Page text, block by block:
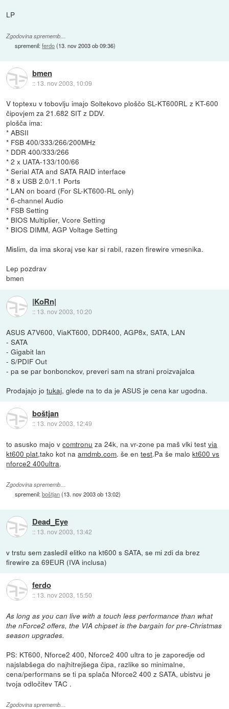
LP
Zgodovina sprememb…
spremenil:ferdo(13. nov 2003 ob 09:36)
bmen
:: 13. nov 2003, 10:09
V toptexu v tobovlju imajo Soltekovo ploščo SL-KT600RL z KT-600
čipovjem za 21.682 SIT z DDV.
plošča ima:
* ABSII
* FSB 400/333/266/200MHz
* DDR 400/333/266
* 2 x UATA-133/100/66
* Serial ATA and SATA RAID interface
* 8 x USB 2.0/1.1 Ports
* LAN on board (For SL-KT600-RL only)
* 6-channel Audio
* FSB Setting
* BIOS Multiplier, Vcore Setting
* BIOS DIMM, AGP Voltage Setting
Mislim, da ima skoraj vse kar si rabil, razen firewire vmesnika.
Lep pozdrav
bmen
|KoRn|
:: 13. nov 2003, 10:20
ASUS A7V600, ViaKT600, DDR400, AGP8x, SATA, LAN
- SATA
- Gigabit lan
- S/PDIF Out
- pa se par bonbonckov, preveri sam na strani proizvajalca
Prodajajo jotukaj, glede na to da je ASUS je cena kar ugodna.
boštjan
:: 13. nov 2003, 12:49
to asusko majo vcomtronu za 24k, na vr-zone pa maš vlki testvia
kt600 plat,tako kot naamdmb.com. še entest.Pa še malokt600 vs
nforce2 400ultra.
Zgodovina sprememb…
spremenil:boštjan(13. nov 2003 ob 13:02)
Dead_Eye
:: 13. nov 2003, 13:42
v trstu sem zasledil elitko na kt600 s SATA, se mi zdi da brez
firewire za 69EUR (IVA inclusa)
ferdo
:: 13. nov 2003, 15:50
As long as you can live with a touch less performance than what
the nForce2 offers, the VIA chipset is the bargain for pre-Christmas
season upgrades.
PS: KT600, Nforce2 400, Nforce2 400 ultra to je zaporedje od
najslabšega do najhitrejšega čipa, razlike so minimalne,
cena/performans se ti pa splača Nforce2 400 z SATA, ubistvu je
tvoja odločitev TAC .
Zgodovina sprememb…